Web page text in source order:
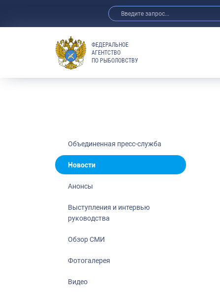
Анонсы
Отраслевые
Выставки и
Научно-
Рыбоохрана
Укрепление
ФЕДЕРАЛЬНОЕ
АГЕНТСТВО
ПО РЫБОЛОВСТВУ
Объединенная пресс-служба
Новости
Анонсы
Выступления и интервью
руководства
Обзор СМИ
Фотогалерея
Видео